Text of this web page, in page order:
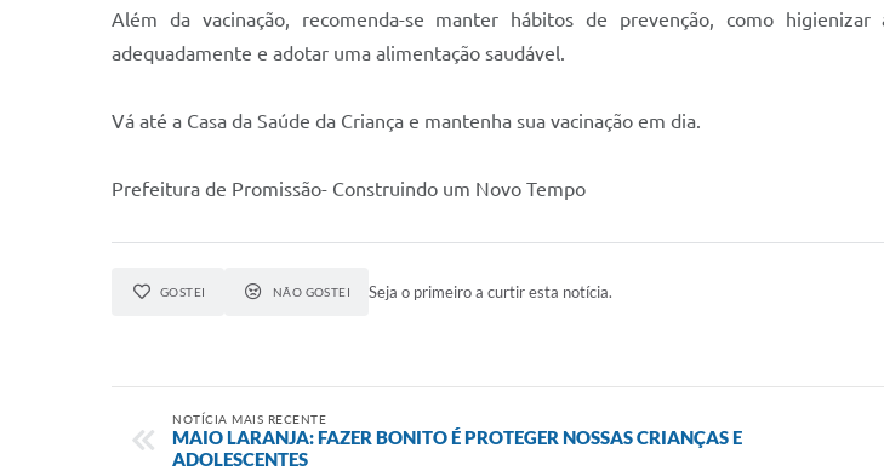
Além da vacinação, recomenda-se manter hábitos de prevenção, como
adequadamente e adotar uma alimentação saudável.
Vá até a Casa da Saúde da Criança e mantenha sua vacinação em dia.
Prefeitura de Promissão- Construindo um Novo Tempo
GOSTEI NÃO GOSTEI Seja o primeiro a curtir esta notícia.
NOTÍCIA MAIS RECENTE
MAIO LARANJA: FAZER BONITO É PROTEGER NOSSAS CRIANÇAS E
ADOLESCENTES